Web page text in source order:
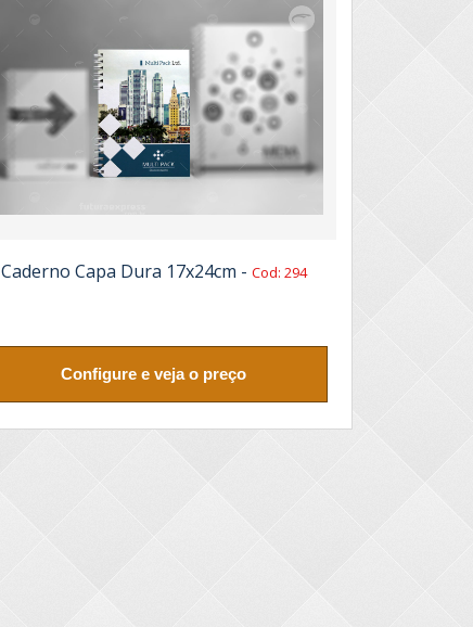
Caderno Capa Dura 17x24cm - Cod: 294
Configure e veja o preço